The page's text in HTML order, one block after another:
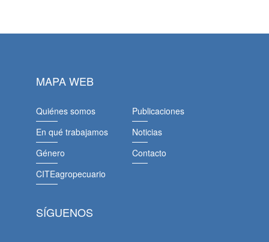
MAPA WEB
Quiénes somos
En qué trabajamos
Género
CITEagropecuario
Publicaciones
Noticias
Contacto
SÍGUENOS